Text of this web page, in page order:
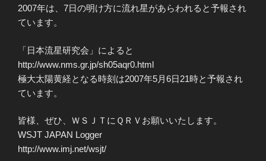
2007年は、7日の明け方に流れ星があらわれると予報され
ています。
「日本流星研究会」によると
http://www.nms.gr.jp/sh05aqr0.html
極大太陽黄経となる時刻は2007年5月6日21時と予報され
ています。
皆様、ぜひ、ＷＳＪＴにＱＲＶお願いいたします。
WSJT JAPAN Logger
http://www.imj.net/wsjt/